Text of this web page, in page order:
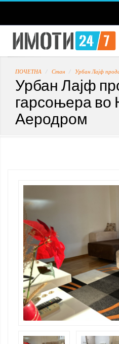
ПОЧЕТНА Стан Урбан Лајф
Урбан Лајф
гарсоњера во
Аеродром